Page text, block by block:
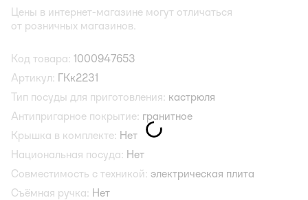
Цены в интернет-магазине могут отличаться
от розничных магазинов.
Код товара: 1000947653
Артикул: ГКк2231
Тип посуды для приготовления: кастрюля
Антипригарное покрытие: гранитное
Крышка в комплекте: Нет
Национальная посуда: Нет
Совместимость с техникой: электрическая плита
Съёмная ручка: Нет